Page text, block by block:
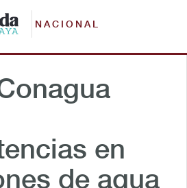
NACIONAL
en
de agua